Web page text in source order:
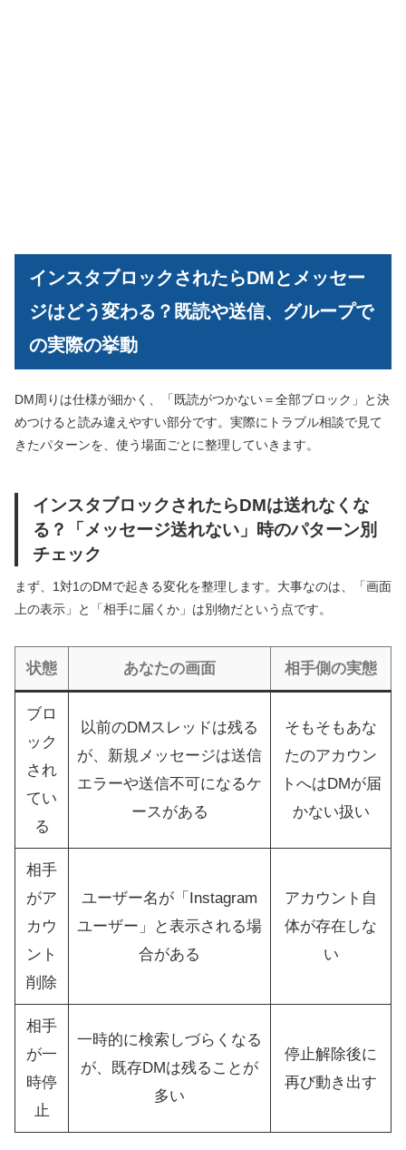
インスタブロックされたらDMとメッセー
ジはどう変わる？既読や送信、グループで
の実際の挙動
DM周りは仕様が細かく、「既読がつかない＝全部ブロック」と決
めつけると読み違えやすい部分です。実際にトラブル相談で見て
きたパターンを、使う場面ごとに整理していきます。
インスタブロックされたらDMは送れなくな
る？「メッセージ送れない」時のパターン別
チェック
まず、1対1のDMで起きる変化を整理します。大事なのは、「画面
上の表示」と「相手に届くか」は別物だという点です。
状態 あなたの画面 相手側の実態
ブロ
ック
され
てい
る
以前のDMスレッドは残る
が、新規メッセージは送信
エラーや送信不可になるケ
ースがある
そもそもあな
たのアカウン
トへはDMが届
かない扱い
相手
がア
カウ
ント
削除
ユーザー名が「Instagram
ユーザー」と表示される場
合がある
アカウント自
体が存在しな
い
相手
が一
時停
止
一時的に検索しづらくなる
が、既存DMは残ることが
多い
停止解除後に
再び動き出す